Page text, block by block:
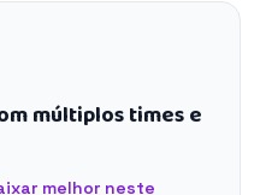
múltiplos times e
melhor neste